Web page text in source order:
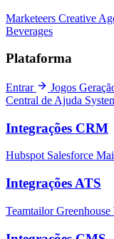
Marketeers Creative
Beverages
Plataforma
Entrar Jogos
Central de Ajuda
Integrações CRM
Hubspot Salesforce
Integrações ATS
TeamtailorGreenhouse